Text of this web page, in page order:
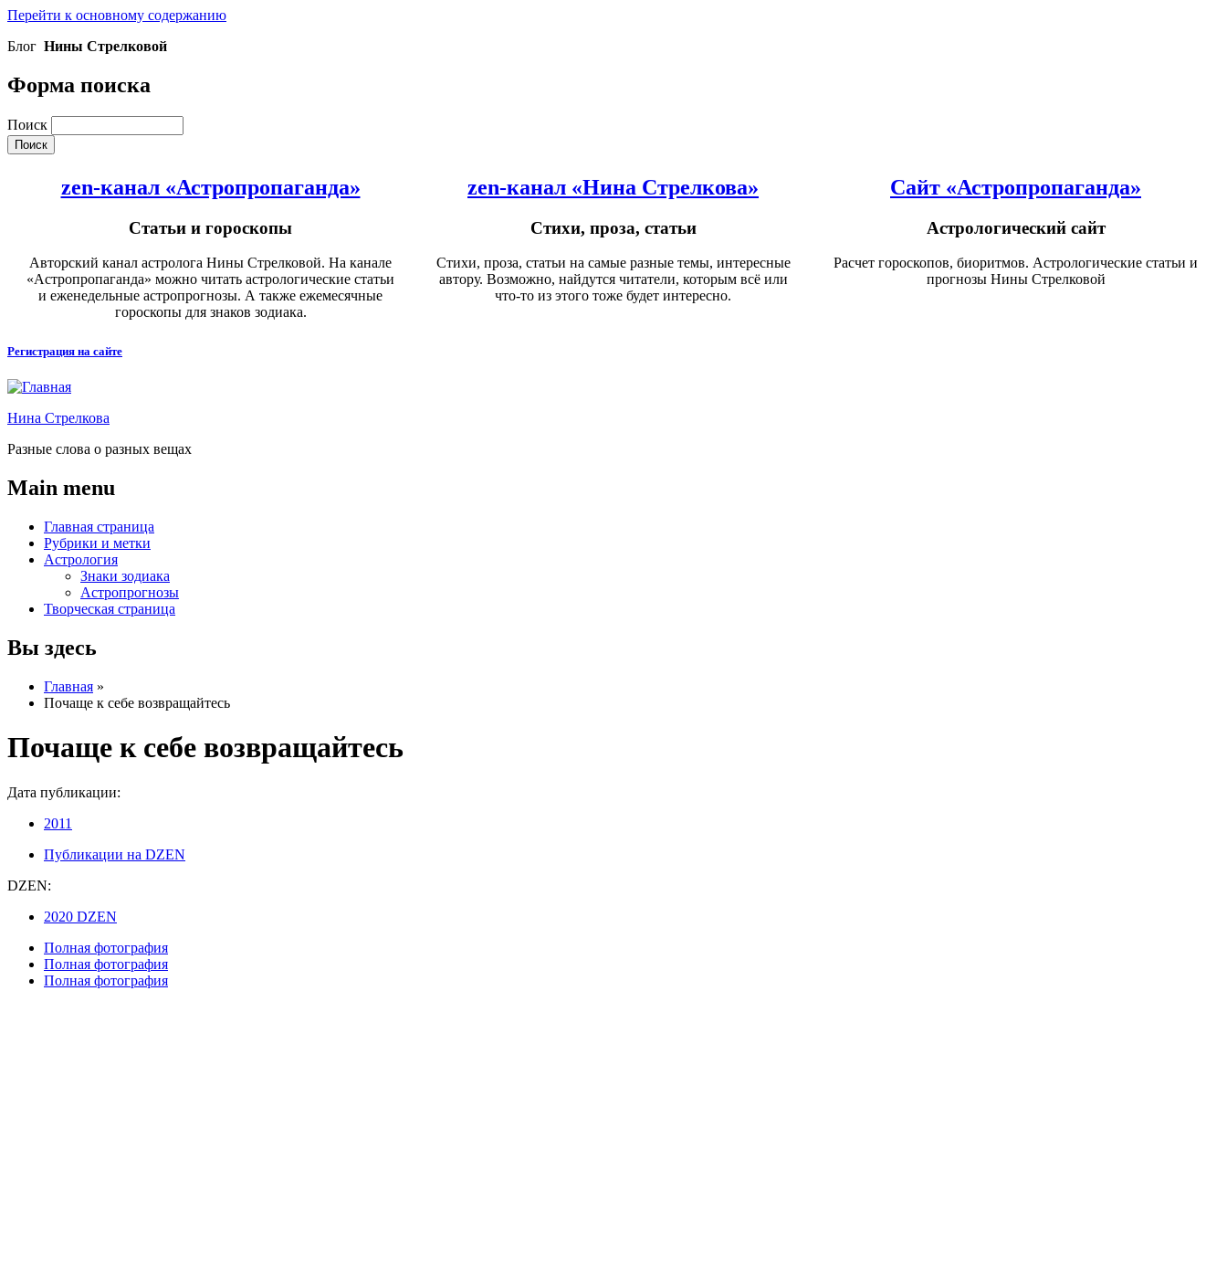
Перейти к основному содержанию
Блог Нины Стрелковой
Форма поиска
Поиск
zen-канал «Астропропаганда»
Статьи и гороскопы
Авторский канал астролога Нины Стрелковой. На канале
«Астропропаганда» можно читать астрологические статьи
и еженедельные астропрогнозы. А также ежемесячные
гороскопы для знаков зодиака.
zen-канал «Нина Стрелкова»
Стихи, проза, статьи
Стихи, проза, статьи на самые разные темы, интересные
автору. Возможно, найдутся читатели, которым всё или
что-то из этого тоже будет интересно.
Сайт «Астропропаганда»
Астрологический сайт
Расчет гороскопов, биоритмов. Астрологические статьи и
прогнозы Нины Стрелковой
Регистрация на сайте
Нина Стрелкова
Разные слова о разных вещах
Main menu
Главная страница
Рубрики и метки
Астрология
Знаки зодиака
Астропрогнозы
Творческая страница
Вы здесь
Главная »
Почаще к себе возвращайтесь
Почаще к себе возвращайтесь
Дата публикации:
2011
Публикации на DZEN
DZEN:
2020 DZEN
Полная фотография
Полная фотография
Полная фотография